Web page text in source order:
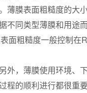
薄膜表面粗糙度的大
不同类型薄膜和用途
粗糙度一般控制在
外，薄膜使用环境、
程的顺利进行都很重